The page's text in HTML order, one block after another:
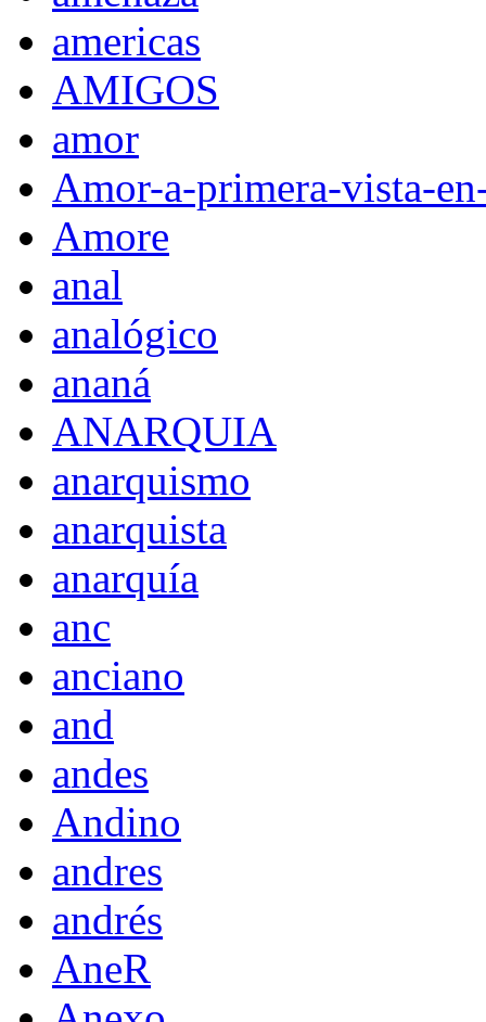
americas
AMIGOS
amor
Amor-a-primera-vista-
Amore
anal
analógico
ananá
ANARQUIA
anarquismo
anarquista
anarquía
anc
anciano
and
andes
Andino
andres
andrés
AneR